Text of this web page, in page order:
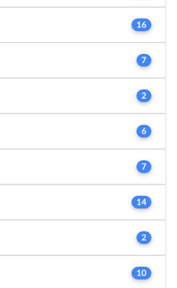
16
7
2
6
7
14
2
10